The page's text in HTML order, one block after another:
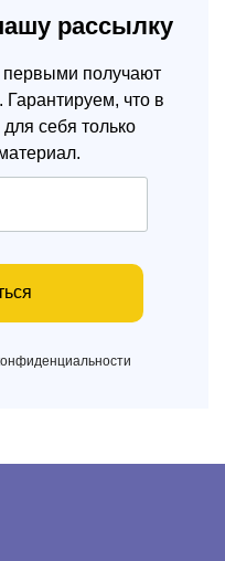
рассылку
первыми получают
что в
себя только